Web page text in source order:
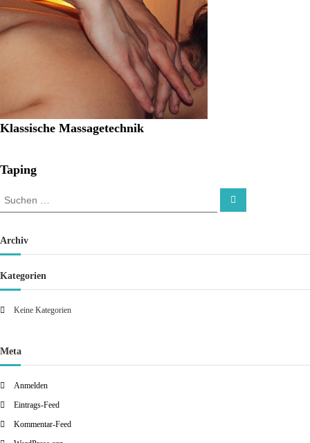
Klassische Massagetechnik
Taping
Archiv
Kategorien
Keine Kategorien
Meta
Anmelden
Eintrags-Feed
Kommentar-Feed